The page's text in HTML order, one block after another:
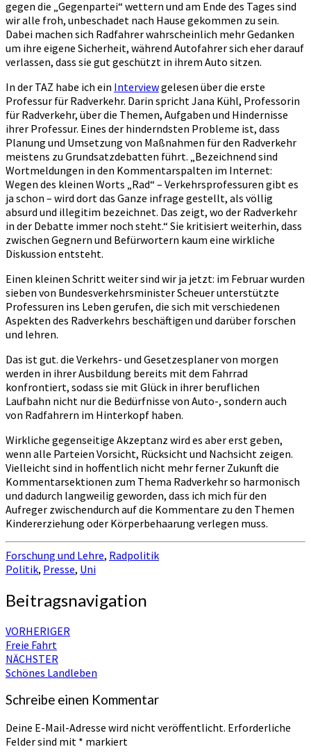
gegen die „Gegenpartei“ wettern und am Ende des Tages sind
wir alle froh, unbeschadet nach Hause gekommen zu sein.
Dabei machen sich Radfahrer wahrscheinlich mehr Gedanken
um ihre eigene Sicherheit, während Autofahrer sich eher darauf
verlassen, dass sie gut geschützt in ihrem Auto sitzen.
In der TAZ habe ich ein Interviewgelesen über die erste
Professur für Radverkehr. Darin spricht Jana Kühl, Professorin
für Radverkehr, über die Themen, Aufgaben und Hindernisse
ihrer Professur. Eines der hinderndsten Probleme ist, dass
Planung und Umsetzung von Maßnahmen für den Radverkehr
meistens zu Grundsatzdebatten führt. „Bezeichnend sind
Wortmeldungen in den Kommentarspalten im Internet:
Wegen des kleinen Worts „Rad“ – Verkehrsprofessuren gibt es
ja schon – wird dort das Ganze infrage gestellt, als völlig
absurd und illegitim bezeichnet. Das zeigt, wo der Radverkehr
in der Debatte immer noch steht.“ Sie kritisiert weiterhin, dass
zwischen Gegnern und Befürwortern kaum eine wirkliche
Diskussion entsteht.
Einen kleinen Schritt weiter sind wir ja jetzt: im Februar wurden
sieben von Bundesverkehrsminister Scheuer unterstützte
Professuren ins Leben gerufen, die sich mit verschiedenen
Aspekten des Radverkehrs beschäftigen und darüber forschen
und lehren.
Das ist gut. die Verkehrs- und Gesetzesplaner von morgen
werden in ihrer Ausbildung bereits mit dem Fahrrad
konfrontiert, sodass sie mit Glück in ihrer beruflichen
Laufbahn nicht nur die Bedürfnisse von Auto-, sondern auch
von Radfahrern im Hinterkopf haben.
Wirkliche gegenseitige Akzeptanz wird es aber erst geben,
wenn alle Parteien Vorsicht, Rücksicht und Nachsicht zeigen.
Vielleicht sind in hoffentlich nicht mehr ferner Zukunft die
Kommentarsektionen zum Thema Radverkehr so harmonisch
und dadurch langweilig geworden, dass ich mich für den
Aufreger zwischendurch auf die Kommentare zu den Themen
Kindererziehung oder Körperbehaarung verlegen muss.
Forschung und Lehre, Radpolitik
Politik, Presse, Uni
Beitragsnavigation
VORHERIGER
Freie Fahrt
NÄCHSTER
Schönes Landleben
Schreibe einen Kommentar
Deine E-Mail-Adresse wird nicht veröffentlicht. Erforderliche
Felder sind mit * markiert